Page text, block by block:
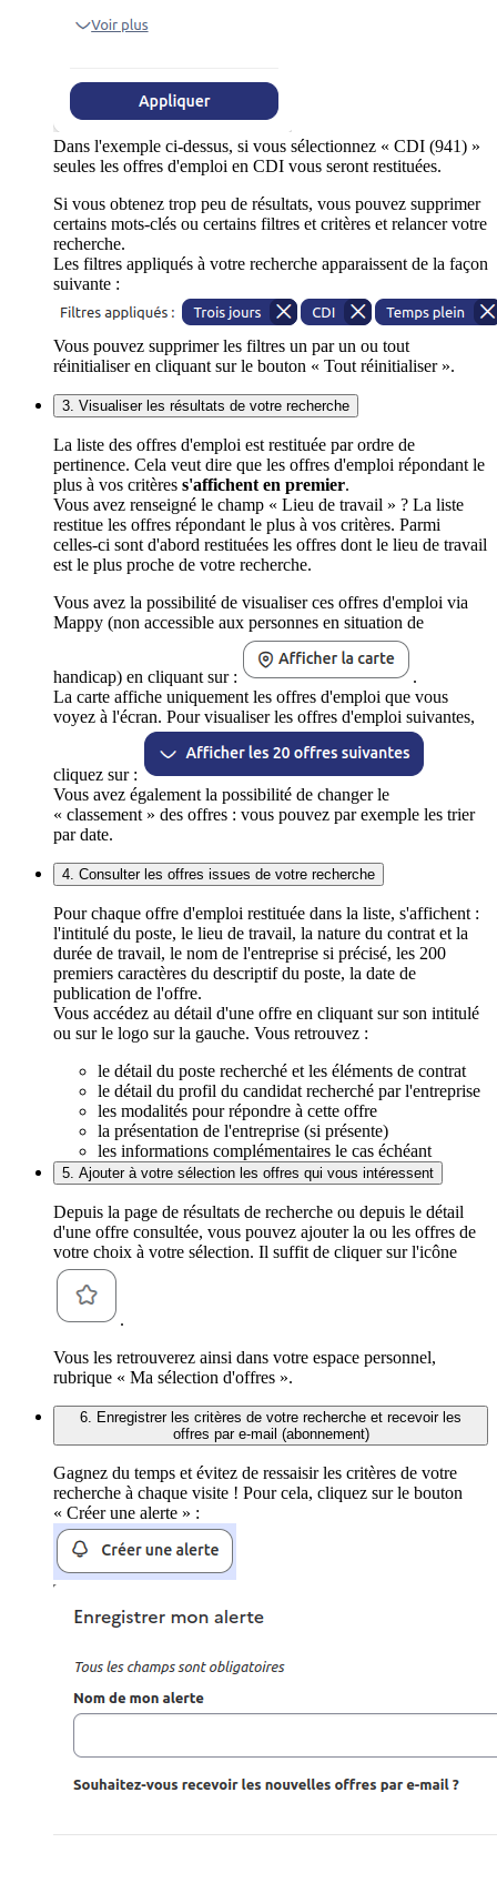
Dans l'exemple ci-dessus, si vous sélectionnez « CDI (941) »
seules les offres d'emploi en CDI vous seront restituées.
Si vous obtenez trop peu de résultats, vous pouvez supprimer
certains mots-clés ou certains filtres et critères et relancer votre
recherche.
Les filtres appliqués à votre recherche apparaissent de la façon
suivante :
Vous pouvez supprimer les filtres un par un ou tout
réinitialiser en cliquant sur le bouton « Tout réinitialiser ».
3. Visualiser les résultats de votre recherche
La liste des offres d'emploi est restituée par ordre de
pertinence. Cela veut dire que les offres d'emploi répondant le
plus à vos critères s'affichent en premier.
Vous avez renseigné le champ « Lieu de travail » ? La liste
restitue les offres répondant le plus à vos critères. Parmi
celles-ci sont d'abord restituées les offres dont le lieu de travail
est le plus proche de votre recherche.
Vous avez la possibilité de visualiser ces offres d'emploi via
Mappy (non accessible aux personnes en situation de
handicap) en cliquant sur :
.
La carte affiche uniquement les offres d'emploi que vous
voyez à l'écran. Pour visualiser les offres d'emploi suivantes,
cliquez sur :
Vous avez également la possibilité de changer le
« classement » des offres : vous pouvez par exemple les trier
par date.
4. Consulter les offres issues de votre recherche
Pour chaque offre d'emploi restituée dans la liste, s'affichent :
l'intitulé du poste, le lieu de travail, la nature du contrat et la
durée de travail, le nom de l'entreprise si précisé, les 200
premiers caractères du descriptif du poste, la date de
publication de l'offre.
Vous accédez au détail d'une offre en cliquant sur son intitulé
ou sur le logo sur la gauche. Vous retrouvez :
le détail du poste recherché et les éléments de contrat
le détail du profil du candidat recherché par l'entreprise
les modalités pour répondre à cette offre
la présentation de l'entreprise (si présente)
les informations complémentaires le cas échéant
5. Ajouter à votre sélection les offres qui vous intéressent
Depuis la page de résultats de recherche ou depuis le détail
d'une offre consultée, vous pouvez ajouter la ou les offres de
votre choix à votre sélection. Il suffit de cliquer sur l'icône
.
Vous les retrouverez ainsi dans votre espace personnel,
rubrique « Ma sélection d'offres ».
6. Enregistrer les critères de votre recherche et recevoir les
offres par e-mail (abonnement)
Gagnez du temps et évitez de ressaisir les critères de votre
recherche à chaque visite ! Pour cela, cliquez sur le bouton
« Créer une alerte » :